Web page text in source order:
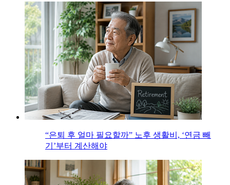
“은퇴 후 얼마 필요할까” 노후 생활비, ‘연금 빼
기’부터 계산해야